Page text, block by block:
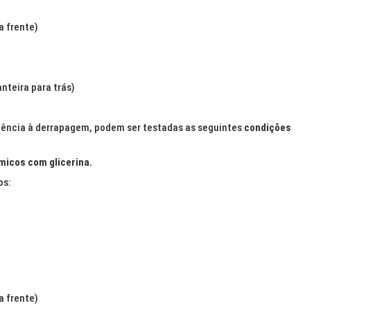
frente)
para trás)
à derrapagem, podem ser testadas as seguintes condições
com glicerina.
frente)